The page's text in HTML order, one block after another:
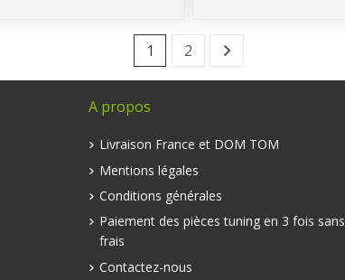
1 2
A propos
Livraison France et DOM TOM
Mentions légales
Conditions générales
Paiement des pièces tuning en 3 fois sans
frais
Contactez-nous